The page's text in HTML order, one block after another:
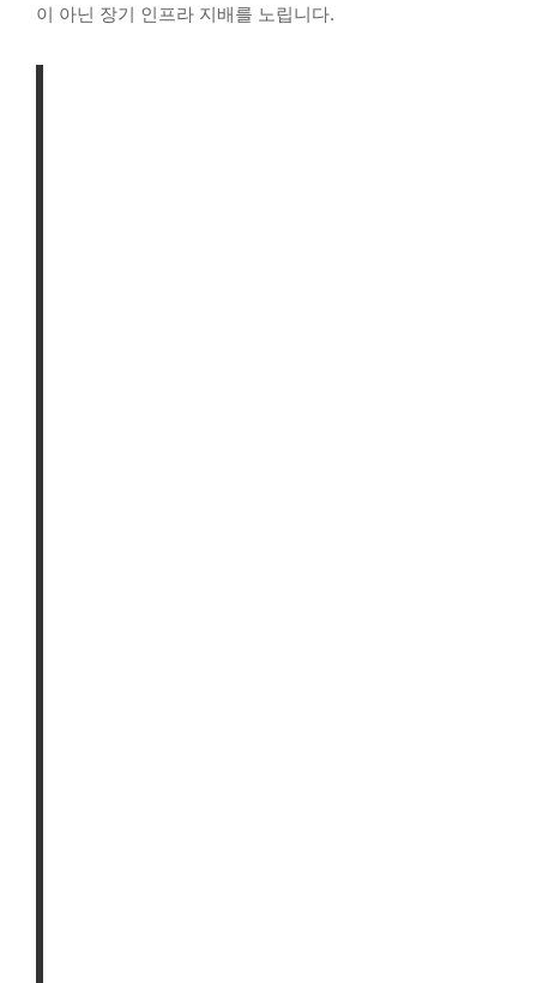
이 아닌 장기 인프라 지배를 노립니다.